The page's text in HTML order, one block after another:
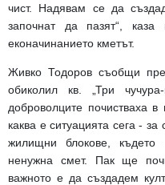
чист. Надявам се да
започнат да пазят“,
еконачинанието кметът.
Живко Тодоров съобщи
обиколил кв. „Три
доброволците почистваха
каква е ситуацията сега -
жилищни блокове, където
ненужна смет. Пак ще
важното е да създадем